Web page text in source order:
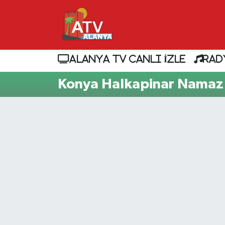
ALANYA TV CANLI İZLE
Konya Halkapinar